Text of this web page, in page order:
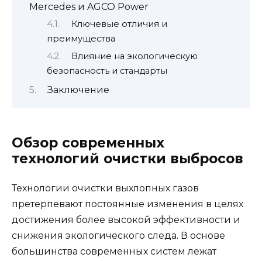
Mercedes и AGCO Power
Ключевые отличия и
преимущества
Влияние на экологическую
безопасность и стандарты
Заключение
Обзор современных
технологий очистки выбросов
Технологии очистки выхлопных газов
претерпевают постоянные изменения в целях
достижения более высокой эффективности и
снижения экологического следа. В основе
большинства современных систем лежат